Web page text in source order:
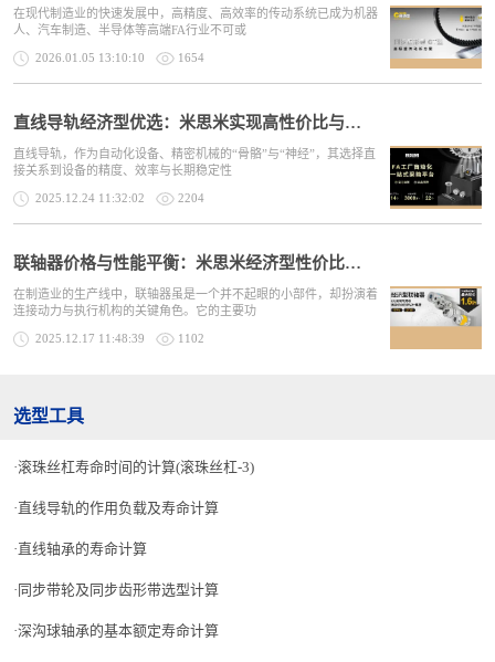
在现代制造业的快速发展中，高精度、高效率的传动系统已成为机器
人、汽车制造、半导体等高端FA行业不可或
2026.01.05 13:10:10 1654
直线导轨经济型优选：米思米实现高性价比与稳定供应
直线导轨，作为自动化设备、精密机械的“骨骼”与“神经”，其选择直
接关系到设备的精度、效率与长期稳定性
2025.12.24 11:32:02 2204
联轴器价格与性能平衡：米思米经济型性价比解析
在制造业的生产线中，联轴器虽是一个并不起眼的小部件，却扮演着
连接动力与执行机构的关键角色。它的主要功
2025.12.17 11:48:39 1102
选型工具
滚珠丝杠寿命时间的计算(滚珠丝杠-3)
直线导轨的作用负载及寿命计算
直线轴承的寿命计算
同步带轮及同步齿形带选型计算
深沟球轴承的基本额定寿命计算